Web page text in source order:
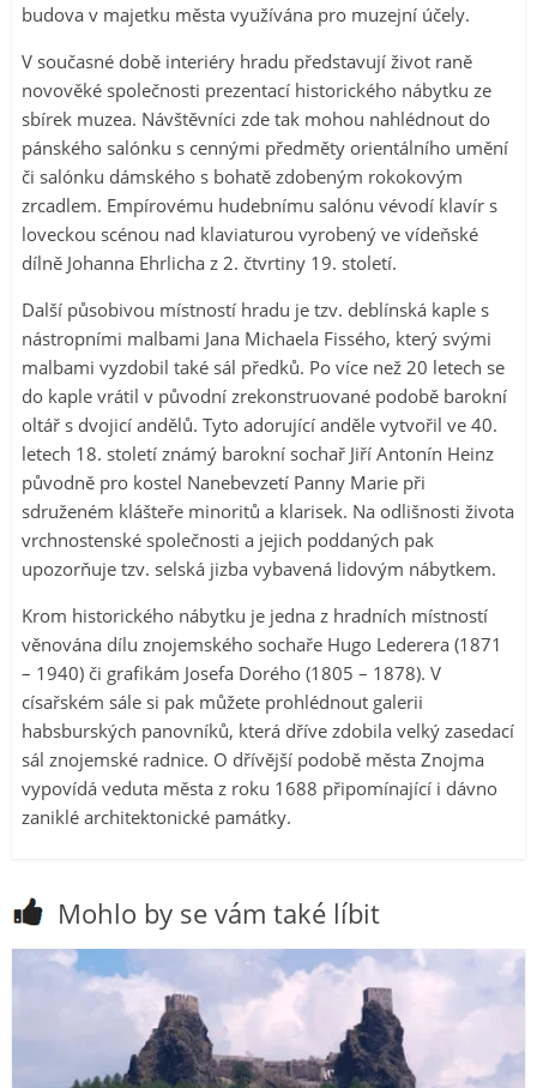
budova v majetku města využívána pro muzejní účely.
V současné době interiéry hradu představují život raně
novověké společnosti prezentací historického nábytku ze
sbírek muzea. Návštěvníci zde tak mohou nahlédnout do
pánského salónku s cennými předměty orientálního umění
či salónku dámského s bohatě zdobeným rokokovým
zrcadlem. Empírovému hudebnímu salónu vévodí klavír s
loveckou scénou nad klaviaturou vyrobený ve vídeňské
dílně Johanna Ehrlicha z 2. čtvrtiny 19. století.
Další působivou místností hradu je tzv. deblínská kaple s
nástropními malbami Jana Michaela Fissého, který svými
malbami vyzdobil také sál předků. Po více než 20 letech se
do kaple vrátil v původní zrekonstruované podobě barokní
oltář s dvojicí andělů. Tyto adorující anděle vytvořil ve 40.
letech 18. století známý barokní sochař Jiří Antonín Heinz
původně pro kostel Nanebevzetí Panny Marie při
sdruženém klášteře minoritů a klarisek. Na odlišnosti života
vrchnostenské společnosti a jejich poddaných pak
upozorňuje tzv. selská jizba vybavená lidovým nábytkem.
Krom historického nábytku je jedna z hradních místností
věnována dílu znojemského sochaře Hugo Lederera (1871
– 1940) či grafikám Josefa Dorého (1805 – 1878). V
císařském sále si pak můžete prohlédnout galerii
habsburských panovníků, která dříve zdobila velký zasedací
sál znojemské radnice. O dřívější podobě města Znojma
vypovídá veduta města z roku 1688 připomínající i dávno
zaniklé architektonické památky.
Mohlo by se vám také líbit